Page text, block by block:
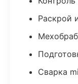
Раскрой
Сварка